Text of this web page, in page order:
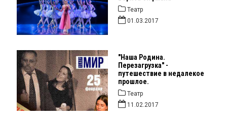
Театр
01.03.2017
"Наша Родина.
Перезагрузка" -
путешествие в недалекое
прошлое.
Театр
11.02.2017